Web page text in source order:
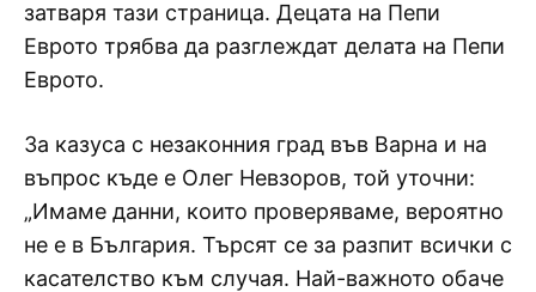
затваря тази страница. Децата на Пепи
Еврото трябва да разглеждат делата на Пепи
Еврото.
За казуса с незаконния град във Варна и на
въпрос къде е Олег Невзоров, той уточни:
„Имаме данни, които проверяваме, вероятно
не е в България. Търсят се за разпит всички с
касателство към случая. Най-важното обаче